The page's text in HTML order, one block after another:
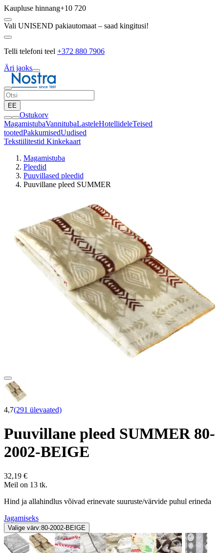
Kaupluse hinnang+10 720
Vali UNISEND pakiautomaat – saad kingitusi!
Telli telefoni teel +372 880 7906
Äri jaoks
EE
Ostukorv
MagamistubaVannitubaLasteleHotellideleTeised
tootedPakkumisedUudised
Tekstiilitestid Kinkekaart
Magamistuba
Pleedid
Puuvillased pleedid
Puuvillane pleed SUMMER
4,7(291 ülevaated)
Puuvillane pleed SUMMER 80-
2002-BEIGE
32,19 €
Meil on 13 tk.
Hind ja allahindlus võivad erinevate suuruste/värvide puhul erineda
Jagamiseks
Valige värv:80-2002-BEIGE